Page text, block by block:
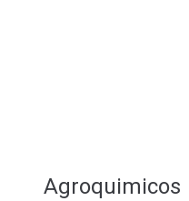
Agroquimicos